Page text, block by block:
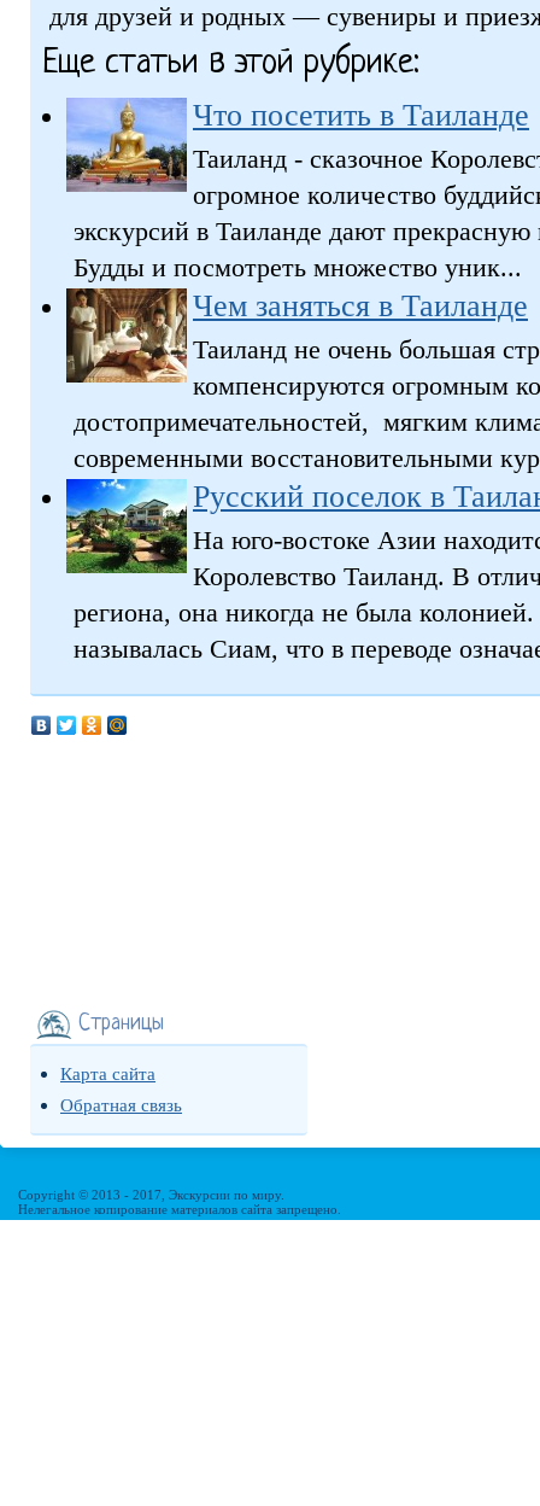
для друзей и родных — сувениры и
Еще статьи в этой рубрике:
Что посетить в Таиланде
Таиланд - сказочное
огромное количество
экскурсий в Таиланде дают
Будды и посмотреть множество уник...
Чем заняться в Таиланде
Таиланд не очень большая
компенсируются огромным
достопримечательностей, мягким
современными восстановительными
Русский поселок в
На юго-востоке Азии
Королевство Таиланд. В
региона, она никогда не была
называлась Сиам, что в переводе
Страницы
Карта сайта
Обратная связь
Copyright © 2013 - 2017, Экскурсии по миру.
Нелегальное копирование материалов сайта запрещено.